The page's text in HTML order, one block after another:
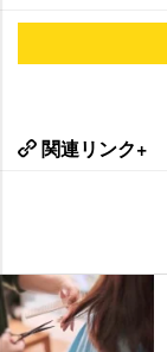
関連リンク+